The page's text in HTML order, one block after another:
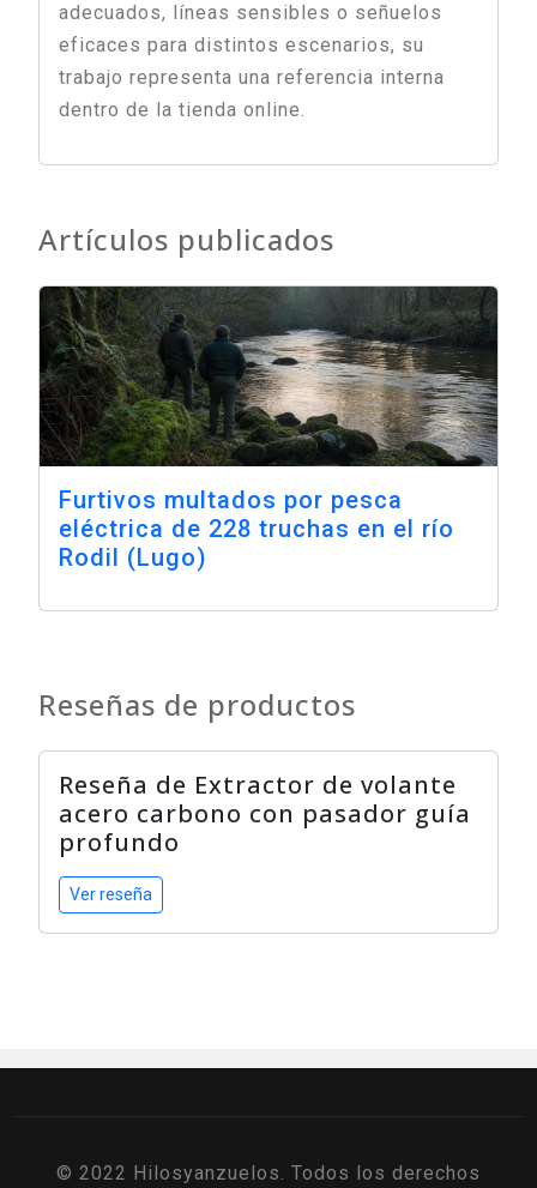
adecuados, líneas sensibles o señuelos
eficaces para distintos escenarios, su
trabajo representa una referencia interna
dentro de la tienda online.
Artículos publicados
Furtivos multados por pesca
eléctrica de 228 truchas en el río
Rodil (Lugo)
Reseñas de productos
Reseña de Extractor de volante
acero carbono con pasador guía
profundo
Ver reseña
© 2022 Hilosyanzuelos. Todos los derechos